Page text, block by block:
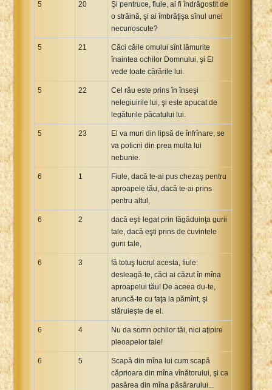
5 20
Şi pentruce, fiule, ai fi îndrăgostit de
o străină, şi ai îmbrăţişa sînul unei
necunoscute?
5 21
Căci căile omului sînt lămurite
înaintea ochilor Domnului, şi El
vede toate cărările lui.
5 22
Cel rău este prins în înseşi
nelegiuirile lui, şi este apucat de
legăturile păcatului lui.
5 23
El va muri din lipsă de înfrînare, se
va poticni din prea multa lui
nebunie.
6 1
Fiule, dacă te-ai pus chezaş pentru
aproapele tău, dacă te-ai prins
pentru altul,
6 2
dacă eşti legat prin făgăduinţa gurii
tale, dacă eşti prins de cuvintele
gurii tale,
6 3
fă totuş lucrul acesta, fiule:
desleagă-te, căci ai căzut în mîna
aproapelui tău! De aceea du-te,
aruncă-te cu faţa la pămînt, şi
stăruieşte de el.
6 4
Nu da somn ochilor tăi, nici aţipire
pleoapelor tale!
6 5
Scapă din mîna lui cum scapă
căprioara din mîna vînătorului, şi ca
pasărea din mîna păsărarului...